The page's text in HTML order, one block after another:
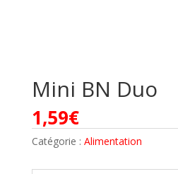
Mini BN Duo
1,59€
Catégorie : Alimentation